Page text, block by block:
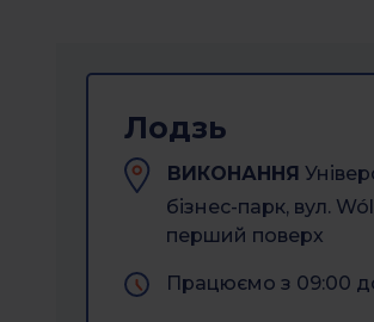
Лодзь
ВИКОНАННЯ
бізнес-парк, вул.
перший поверх
Працюємо з 09:00